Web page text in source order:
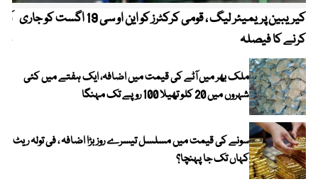
کیریبین پریمیئر لیگ ، قومی کرکٹرز کو این او سی 19 اگست کو جاری
کرنے کا فیصلہ
ملک بھر میں آٹے کی قیمت میں اضافہ، ایک ہفتے میں کئی
شہروں میں 20 کلو تھیلا 100 روپے تک مہنگا
سونے کی قیمت میں مسلسل تیسرے روز بڑا اضافہ ، فی تولہ ریٹ
کہاں تک جا پہنچا؟